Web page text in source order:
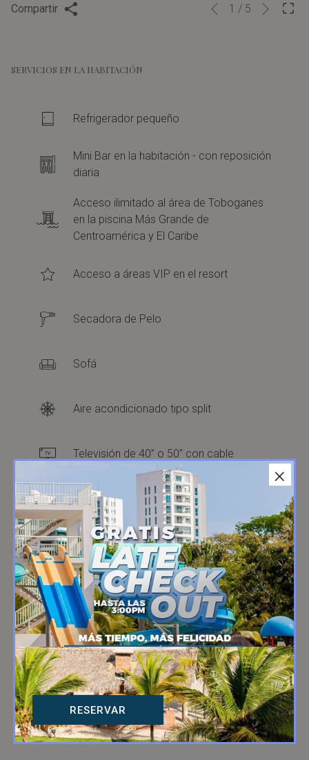
Compartir
Botones
Al
actualizará
contenido
anterior
Anterior
1 / 5
SERVICIOS EN LA HABITACIÓN
Refrigerador pequeño
Mini Bar en la habitación - con reposición
diaria
Acceso ilimitado al área de Toboganes
en la piscina Más Grande de
Centroamérica y El Caribe
Acceso a áreas VIP en el resort
Secadora de Pelo
Sofá
Aire acondicionado tipo split
Televisión de 40” o 50” con cable
Escritorio
Caja fuerte
Balcón o Terraza Privada
Puertas de vidrio corredizas
Cortinas con blackout
Teléfono de marcación directa
×
RESERVAR